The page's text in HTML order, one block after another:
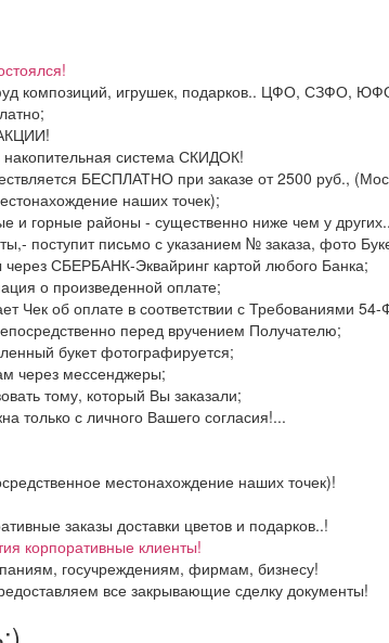
фуд композиций, игрушек, подарков.. ЦФО,
накопительная система СКИДОК!
БЕСПЛАТНО при заказе от 2500 руб.,
наших точек);
и горные районы - существенно ниже чем у
поступит письмо с указанием № заказа, фото
СБЕРБАНК-Эквайринг картой любого Банка;
о произведенной оплате;
Чек об оплате в соответствии с Требованиями 54-
перед вручением Получателю;
букет фотографируется;
через мессенджеры;
тому, который Вы заказали;
только с личного Вашего согласия!...
местонахождение наших точек)!
заказы доставки цветов и подарков..!
корпоративные клиенты!
госучреждениям, фирмам, бизнесу!
все закрывающие сделку документы!